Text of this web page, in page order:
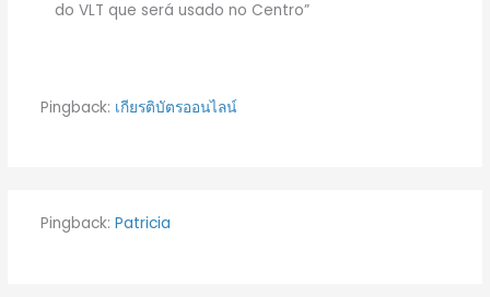
do VLT que será usado no Centro”
Pingback: เกียรติบัตรออนไลน์
Pingback: Patricia